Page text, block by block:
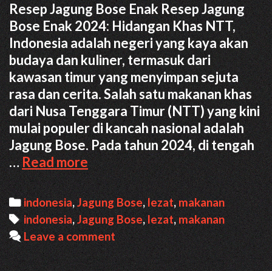
Resep Jagung Bose Enak Resep Jagung
Bose Enak 2024: Hidangan Khas NTT,
Indonesia adalah negeri yang kaya akan
budaya dan kuliner, termasuk dari
kawasan timur yang menyimpan sejuta
rasa dan cerita. Salah satu makanan khas
dari Nusa Tenggara Timur (NTT) yang kini
mulai populer di kancah nasional adalah
Jagung Bose. Pada tahun 2024, di tengah
…Read moreResep
Jagung
Bose
Enak
2024:
Hidangan
Khas
Categories
indonesia,Jagung Bose,lezat,makanan
Tags
indonesia,Jagung Bose,lezat,makanan
Leave a comment